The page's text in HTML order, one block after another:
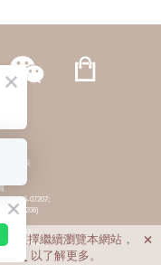
私隱政策
24-05-07207;
05-07206)
07258;
24-05-07259)
選擇繼續瀏覽本網站，
政策 以了解更多。
